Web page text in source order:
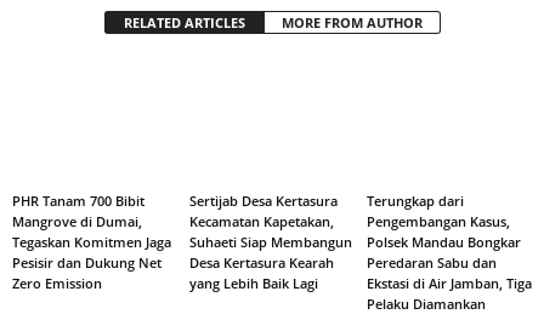
RELATED ARTICLES MORE FROM AUTHOR
PHR Tanam 700 Bibit
Mangrove di Dumai,
Tegaskan Komitmen Jaga
Pesisir dan Dukung Net
Zero Emission
Sertijab Desa Kertasura
Kecamatan Kapetakan,
Suhaeti Siap Membangun
Desa Kertasura Kearah
yang Lebih Baik Lagi
Terungkap dari
Pengembangan Kasus,
Polsek Mandau Bongkar
Peredaran Sabu dan
Ekstasi di Air Jamban, Tiga
Pelaku Diamankan